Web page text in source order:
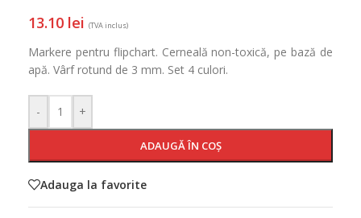
13.10 lei (TVA inclus)
Markere pentru flipchart. Cerneală non-toxică, pe bază de
apă. Vârf rotund de 3 mm. Set 4 culori.
- +
ADAUGĂ ÎN COȘ
Adauga la favorite